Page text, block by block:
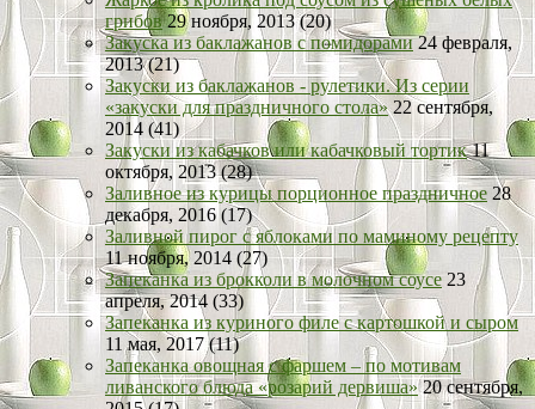
грибов29 ноября, 2013 (20)
Закуска из баклажанов с помидорами24 февраля,
2013 (21)
Закуски из баклажанов - рулетики. Из серии
«закуски для праздничного стола»22 сентября,
2014 (41)
Закуски из кабачков или кабачковый тортик11
октября, 2013 (28)
Заливное из курицы порционное праздничное 28
декабря, 2016 (17)
Заливной пирог с яблоками по маминому рецепту
11 ноября, 2014 (27)
Запеканка из брокколи в молочном соусе 23
апреля, 2014 (33)
Запеканка из куриного филе с картошкой и сыром
11 мая, 2017 (11)
Запеканка овощная с фаршем – по мотивам
ливанского блюда «розарий дервиша»20 сентября,